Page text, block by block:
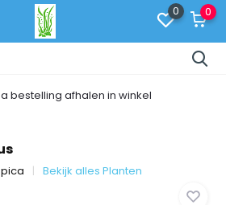
0 0
bestelling afhalen in winkel
Bekijk alles Planten